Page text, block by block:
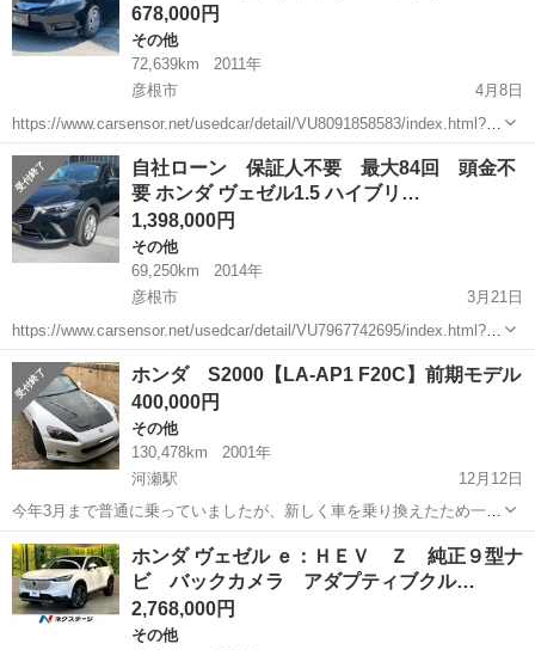
678,000円
その他
72,639km
2011年
彦根市
4月8日
https://www.carsensor.net/usedcar/detail/VU8091858583/index.html?
TRCD=200002&RESTID=CS210610 https://www.ss-s...
滋賀 彦根市 その他 フィットシャトル
自社ローン 保証人不要 最大84回 頭金不
要 ホンダ ヴェゼル1.5 ハイブリ…
1,398,000円
その他
69,250km
2014年
彦根市
3月21日
https://www.carsensor.net/usedcar/detail/VU7967742695/index.html?
TRCD=200002&RESTID=CS210610 https://www.ss-s...
滋賀 彦根市 その他 ヴェゼル
ホンダ S2000【LA-AP1 F20C】前期モデル
400,000円
その他
130,478km
2001年
河瀬駅
12月12日
今年3月まで普通に乗っていましたが、新しく車を乗り換えたため一時
抹消登録をして車庫に放置しています。 不具合としてはマフラーから
少し排気漏れがありそうです。また、年式が古いため幌が劣化してお
りテープで補修してあります。 バッ...
滋賀 彦根市 河瀬駅 その他
ホンダ ヴェゼル ｅ：ＨＥＶ Ｚ 純正９型ナ
ビ バックカメラ アダプティブクル…
2,768,000円
その他